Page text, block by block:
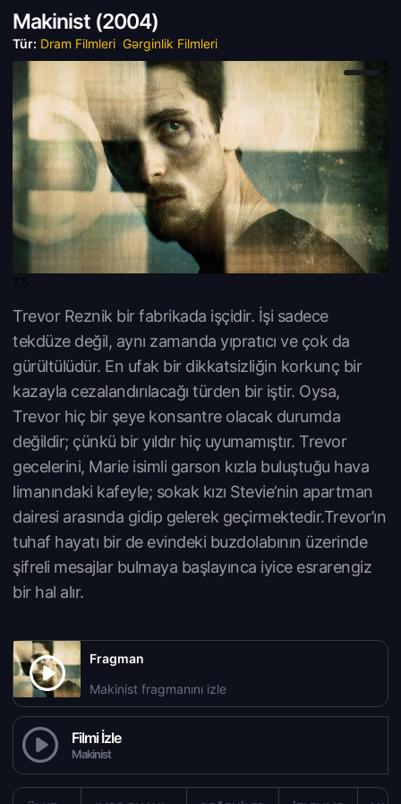
Makinist (2004)
Tür: Dram Filmleri Gərginlik Filmleri
7.5
Trevor Reznik bir fabrikada işçidir. İşi sadece
tekdüze değil, aynı zamanda yıpratıcı ve çok da
gürültülüdür. En ufak bir dikkatsizliğin korkunç bir
kazayla cezalandırılacağı türden bir iştir. Oysa,
Trevor hiç bir şeye konsantre olacak durumda
değildir; çünkü bir yıldır hiç uyumamıştır. Trevor
gecelerini, Marie isimli garson kızla buluştuğu hava
limanındaki kafeyle; sokak kızı Stevie’nin apartman
dairesi arasında gidip gelerek geçirmektedir.Trevor’ın
tuhaf hayatı bir de evindeki buzdolabının üzerinde
şifreli mesajlar bulmaya başlayınca iyice esrarengiz
bir hal alır.
Fragman
Makinist fragmanını izle
Filmi İzle
Makinist